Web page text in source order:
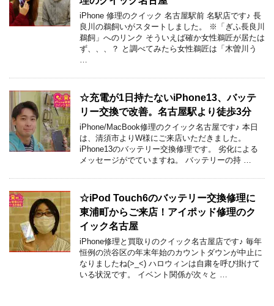
iPhone 修理のクイック 名古屋駅前 名駅店です♪ 長
良川の鵜飼いがスタートしました。 ※「ぎふ長良川
鵜飼」へのリンク そういえば確か女性鵜匠が居たは
ず、、、？ と調べてみたら女性鵜匠は「木曽川う
…
☆充電が1日持たないiPhone13、バッテ
リー交換で改善。名古屋駅より徒歩3分
iPhone/MacBook修理のクイック名古屋です♪ 本日
は、清須市よりW様にご来店いただきました。
iPhone13のバッテリー交換修理です。 劣化による
メッセージがでていますね。 バッテリーの持 …
☆iPod Touch6のバッテリー交換修理に
東浦町からご来店！アイポッド修理のク
イック名古屋
iPhone修理と買取りのクイック名古屋店です♪ 毎年
恒例の渋谷区の年末年始のカウントダウンが中止に
なりましたね(>_<) ハロウィンは自粛を呼び掛けて
いる状況です。 イベント関係が次々と …